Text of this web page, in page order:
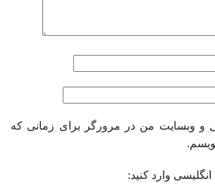
و وبسایت من در مرورگر برای زمانی که
وارد کنید: